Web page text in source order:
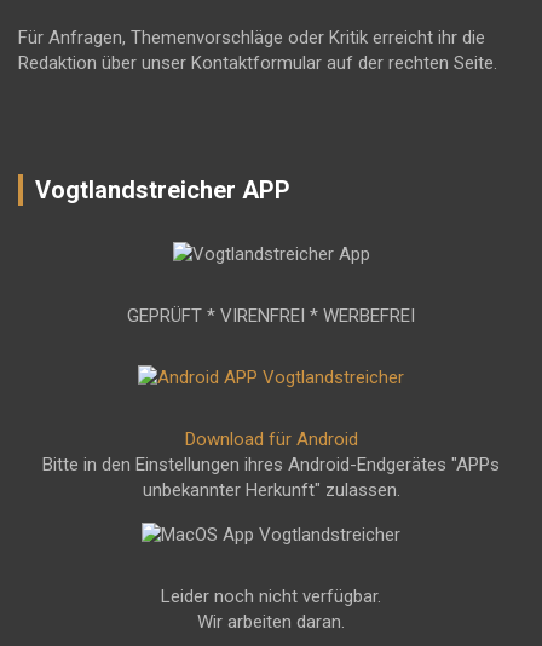
Für Anfragen, Themenvorschläge oder Kritik erreicht ihr die
Redaktion über unser Kontaktformular auf der rechten Seite.
Vogtlandstreicher APP
GEPRÜFT * VIRENFREI * WERBEFREI
Download für Android
Bitte in den Einstellungen ihres Android-Endgerätes "APPs
unbekannter Herkunft" zulassen.
Leider noch nicht verfügbar.
Wir arbeiten daran.